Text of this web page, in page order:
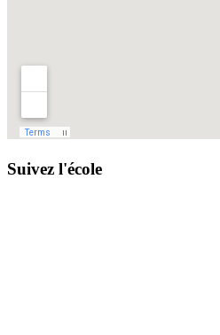
Suivez l'école